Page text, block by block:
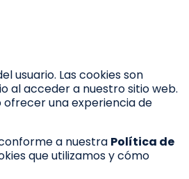
usuario. Las cookies son
al acceder a nuestro sitio web.
ofrecer una experiencia de
a nuestra Política de
que utilizamos y cómo